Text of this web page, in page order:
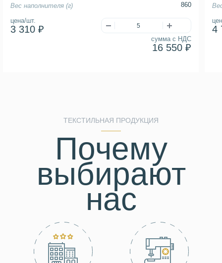
цена/шт.
3 310 ₽
сумма с НДС
16 550 ₽
Вес наполнителя (г)
860
4
ТЕКСТИЛЬНАЯ ПРОДУКЦИЯ
Почему
выбирают
нас